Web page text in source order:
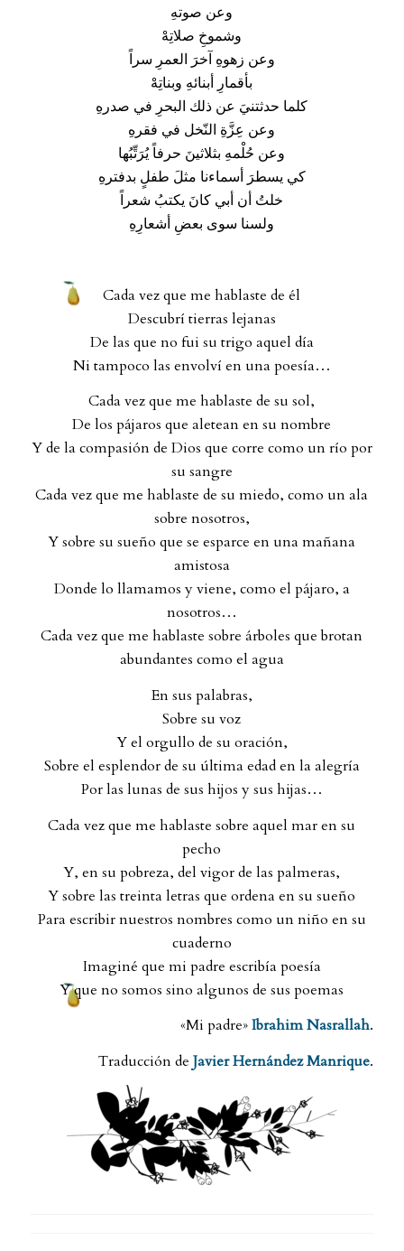
وعن صوتهِ
وشموخِ صلاتِهْ
وعن زهوهِ آخرَ العمرِ سراً
بأقمارِ أبنائهِ وبناتِهْ
كلما حدثتنيَ عن ذلك البحرِ في صدرهِ
وعن عِزَّةِ النّخل في فقرهِ
وعن حُلْمهِ بثلاثينَ حرفاً يُرَتِّبُها
كي يسطرَ أسماءنا مثلَ طفلٍ بدفترهِ
خلتُ أن أبي كانَ يكتبُ شعراً
ولسنا سوى بعضِ أشعارِهِ
Cada vez que me hablaste de él
Descubrí tierras lejanas
De las que no fui su trigo aquel día
Ni tampoco las envolví en una poesía…
Cada vez que me hablaste de su sol,
De los pájaros que aletean en su nombre
Y de la compasión de Dios que corre como un río por
su sangre
Cada vez que me hablaste de su miedo, como un ala
sobre nosotros,
Y sobre su sueño que se esparce en una mañana
amistosa
Donde lo llamamos y viene, como el pájaro, a
nosotros…
Cada vez que me hablaste sobre árboles que brotan
abundantes como el agua
En sus palabras,
Sobre su voz
Y el orgullo de su oración,
Sobre el esplendor de su última edad en la alegría
Por las lunas de sus hijos y sus hijas…
Cada vez que me hablaste sobre aquel mar en su
pecho
Y, en su pobreza, del vigor de las palmeras,
Y sobre las treinta letras que ordena en su sueño
Para escribir nuestros nombres como un niño en su
cuaderno
Imaginé que mi padre escribía poesía
Y que no somos sino algunos de sus poemas
«Mi padre»Ibrahim Nasrallah.
Traducción deJavier Hernández Manrique.